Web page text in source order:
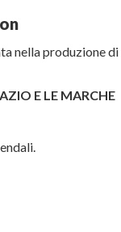
nella produzione di
LE MARCHE